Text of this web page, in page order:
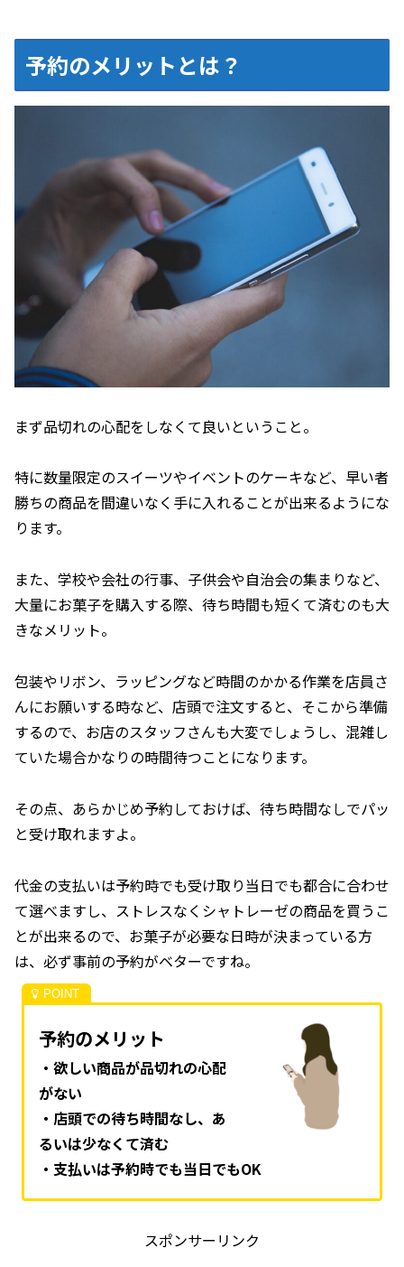
予約のメリットとは？
まず品切れの心配をしなくて良いということ。
特に数量限定のスイーツやイベントのケーキなど、早い者
勝ちの商品を間違いなく手に入れることが出来るようにな
ります。
また、学校や会社の行事、子供会や自治会の集まりなど、
大量にお菓子を購入する際、待ち時間も短くて済むのも大
きなメリット。
包装やリボン、ラッピングなど時間のかかる作業を店員さ
んにお願いする時など、店頭で注文すると、そこから準備
するので、お店のスタッフさんも大変でしょうし、混雑し
ていた場合かなりの時間待つことになります。
その点、あらかじめ予約しておけば、待ち時間なしでパッ
と受け取れますよ。
代金の支払いは予約時でも受け取り当日でも都合に合わせ
て選べますし、ストレスなくシャトレーゼの商品を買うこ
とが出来るので、お菓子が必要な日時が決まっている方
は、必ず事前の予約がベターですね。
予約のメリット
・欲しい商品が品切れの心配
がない
・店頭での待ち時間なし、あ
るいは少なくて済む
・支払いは予約時でも当日でもOK
スポンサーリンク